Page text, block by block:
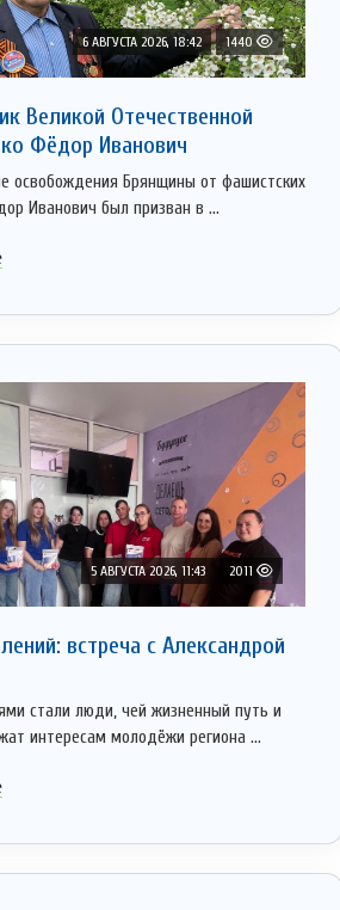
6 АВГУСТА 2026, 18:42 1440
Великой Отечественной
Фёдор Иванович
освобождения Брянщины от фашистских
Иванович был призван в ...
5 АВГУСТА 2026, 11:43 2011
встреча с Александрой
стали люди, чей жизненный путь и
интересам молодёжи региона ...